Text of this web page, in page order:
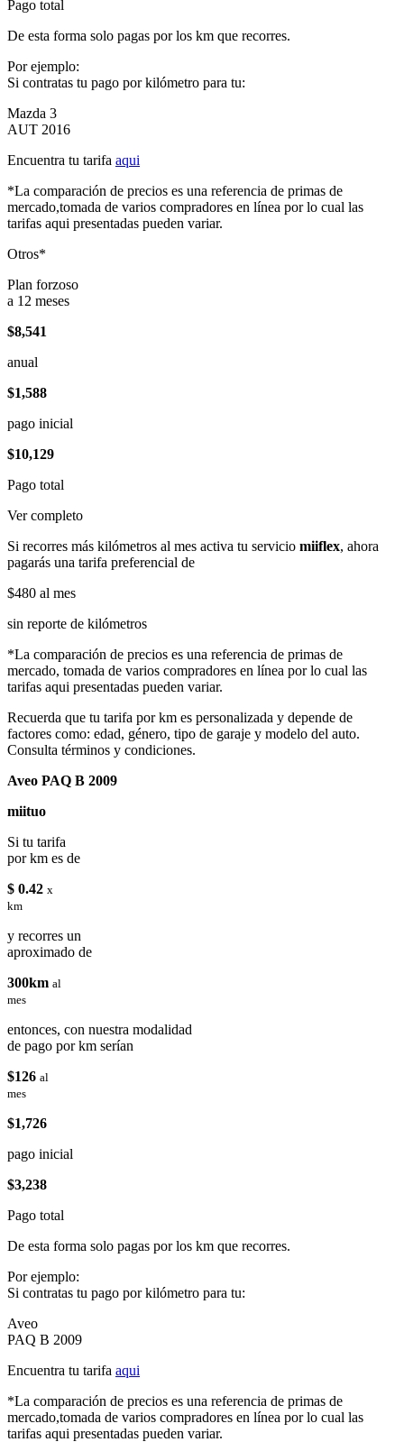
Pago total
De esta forma solo pagas por los km que recorres.
Por ejemplo:
Si contratas tu pago por kilómetro para tu:
Mazda 3
AUT 2016
Encuentra tu tarifa aqui
*La comparación de precios es una referencia de primas de
mercado,tomada de varios compradores en línea por lo cual las
tarifas aqui presentadas pueden variar.
Otros*
Plan forzoso
a 12 meses
$8,541
anual
$1,588
pago inicial
$10,129
Pago total
Ver completo
Si recorres más kilómetros al mes activa tu servicio miiflex, ahora
pagarás una tarifa preferencial de
$480 al mes
sin reporte de kilómetros
*La comparación de precios es una referencia de primas de
mercado, tomada de varios compradores en línea por lo cual las
tarifas aqui presentadas pueden variar.
Recuerda que tu tarifa por km es personalizada y depende de
factores como: edad, género, tipo de garaje y modelo del auto.
Consulta términos y condiciones.
Aveo PAQ B 2009
miituo
Si tu tarifa
por km es de
$ 0.42 x
km
y recorres un
aproximado de
300km al
mes
entonces, con nuestra modalidad
de pago por km serían
$126 al
mes
$1,726
pago inicial
$3,238
Pago total
De esta forma solo pagas por los km que recorres.
Por ejemplo:
Si contratas tu pago por kilómetro para tu:
Aveo
PAQ B 2009
Encuentra tu tarifa aqui
*La comparación de precios es una referencia de primas de
mercado,tomada de varios compradores en línea por lo cual las
tarifas aqui presentadas pueden variar.